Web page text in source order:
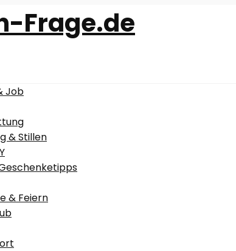
Job
& Stillen
& Feiern